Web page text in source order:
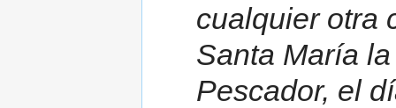
cualquier otra
Santa María
Pescador, el